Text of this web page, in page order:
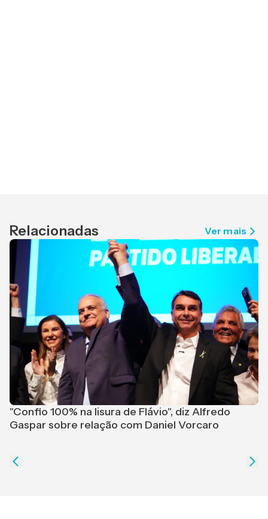
Relacionadas Ver mais
"Confio 100% na lisura de Flávio", diz Alfredo
Gaspar sobre relação com Daniel Vorcaro